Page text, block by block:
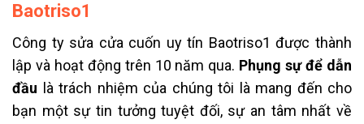
Baotriso1
Công ty sửa cửa cuốn uy tín Baotriso1 được thành
lập và hoạt động trên 10 năm qua. Phụng sự để dẫn
đầu
là trách nhiệm của chúng tôi là mang đến cho
bạn một sự tin tưởng tuyệt đối, sự an tâm nhất về